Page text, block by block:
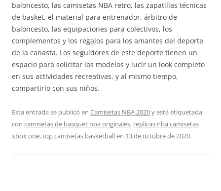
baloncesto, las camisetas NBA retro, las zapatillas técnicas
de basket, el material para entrenador, árbitro de
baloncesto, las equipaciones para colectivos, los
complementos y los regalos para los amantes del deporte
de la canasta. Los seguidores de este deporte tienen un
espacio para solicitar los modelos y lucir un look completo
en sus actividades recreativas, y al mismo tiempo,
compartirlo con sus niños.
Esta entrada se publicó en Camisetas NBA 2020y está etiquetada
con camisetas de basquet nba originales, replicas nba camisetas
xbox one,top camisetas basketballen 13 de octubre de 2020.